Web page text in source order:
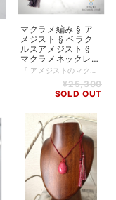
マクラメ編み § ア
メジスト § ベラク
ルスアメジスト §
マクラメネックレス
§ ハンドメイド § 天
¥25,300
SOLD OUT